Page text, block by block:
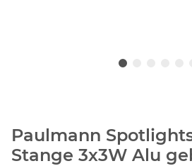
Paulmann
Stange 3x3W Alu